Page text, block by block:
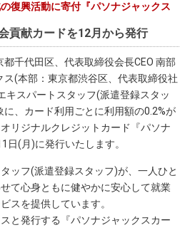
復興活動に寄付『パソナジャックス
貢献カードを12月から発行
千代田区、代表取締役会長CEO 南部
(本部：東京都渋谷区、代表取締役社
キスパートスタッフ(派遣登録スタッ
、カード利用ごとに利用額の0.2%が
リジナルクレジットカード『パソナ
日(月)に発行いたします。
ッフ(派遣登録スタッフ)が、一人ひと
て心身ともに健やかに安心して就業
スを提供しています。
と発行する『パソナジャックスカー